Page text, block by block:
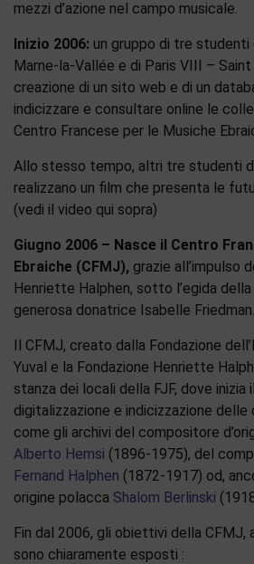
mezzi d’azione nel campo musicale.
Inizio 2006: un gruppo di tre studenti
Marne-la-Vallée e di Paris VIII – Saint
creazione di un sito web e di un
indicizzare e consultare online le
Centro Francese per le Musiche
Allo stesso tempo, altri tre studenti
realizzano un film che presenta le
(vedi il video qui sopra)
Giugno 2006 – Nasce il Centro
Ebraiche (CFMJ), grazie all’impulso
Henriette Halphen, sotto l’egida della
generosa donatrice Isabelle Friedman.
Il CFMJ, creato dalla Fondazione
Yuval e la Fondazione Henriette
stanza dei locali della FJF, dove inizia
digitalizzazione e indicizzazione delle
come gli archivi del compositore
Alberto Hemsi (1896-1975), del
Fernand Halphen (1872-1917) od,
origine polacca Shalom Berlinski
Fin dal 2006, gli obiettivi della CFMJ,
sono chiaramente esposti :